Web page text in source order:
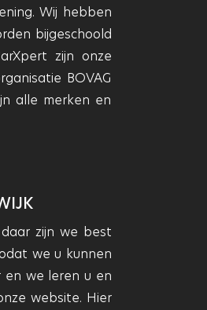
Wij hebben
bijgeschoold
zijn onze
BOVAG
alle merken en
zijn we best
we u kunnen
we leren u en
website. Hier